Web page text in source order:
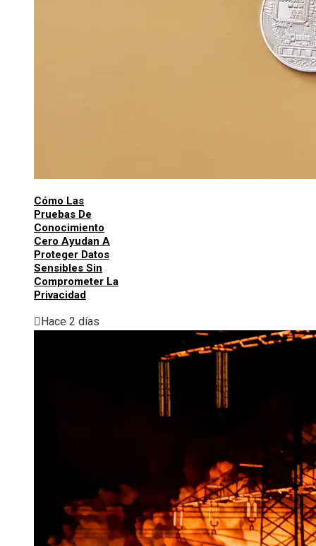
Cómo Las
Pruebas De
Conocimiento
Cero Ayudan A
Proteger Datos
Sensibles Sin
Comprometer La
Privacidad
Hace 2 días